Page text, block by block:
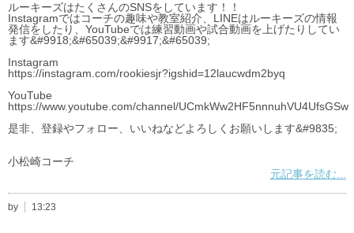
ルーキーズはたくさんのSNSをしています！！
Instagramではコーチの趣味や教室紹介、LINEはルーキーズの情報
発信をしたり、YouTubeでは練習動画や試合動画を上げたりしてい
ます&#9918;&#65039;&#9917;&#65039;
Instagram
https://instagram.com/rookiesjr?igshid=12laucwdm2byq
YouTube
https://www.youtube.com/channel/UCmkWw2HF5nnnuhVU4UfsGSw
是非、登録やフォロー、いいねなどよろしくお願いします&#9835;
小松崎コーチ
元記事を読む...
by 13:23